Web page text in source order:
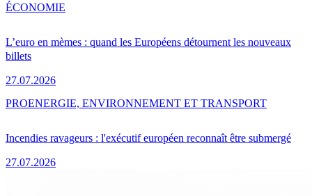
L’euro en mèmes : quand les Européens détournent les nouveaux
billets
27.07.2026
ÉCONOMIE
Incendies ravageurs : l'exécutif européen reconnaît être submergé
27.07.2026
PROENERGIE, ENVIRONNEMENT ET TRANSPORT